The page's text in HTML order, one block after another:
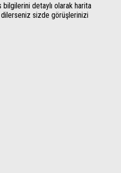
detaylı olarak harita
dilerseniz sizde görüşlerinizi